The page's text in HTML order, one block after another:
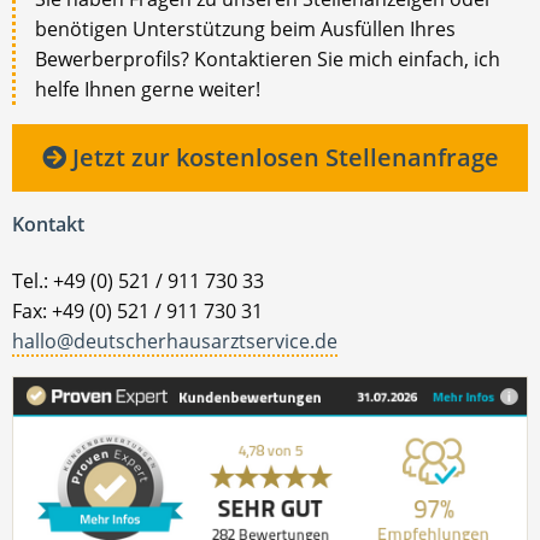
benötigen Unterstützung beim Ausfüllen Ihres
Bewerberprofils? Kontaktieren Sie mich einfach, ich
helfe Ihnen gerne weiter!
Jetzt zur kostenlosen Stellenanfrage
Kontakt
Tel.: +49 (0) 521 / 911 730 33
Fax: +49 (0) 521 / 911 730 31
hallo@deutscherhausarztservice.de